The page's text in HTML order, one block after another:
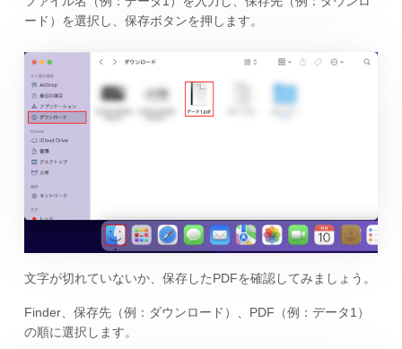
ード）を選択し、保存ボタンを押します。
文字が切れていないか、保存したPDFを確認してみましょう。
Finder、保存先（例：ダウンロード）、PDF（例：データ1）
の順に選択します。